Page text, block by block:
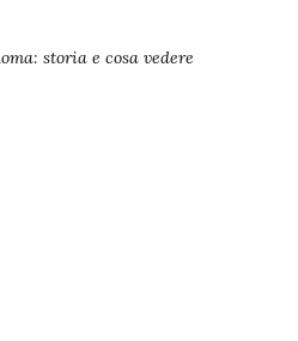
storia e cosa vedere